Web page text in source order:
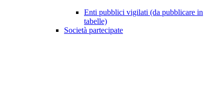
Enti pubblici vigilati (da pubblicare in
tabelle)
Società partecipate